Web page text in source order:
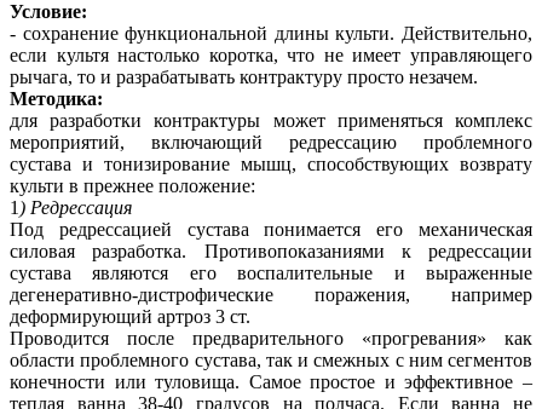
Условие:
- сохранение функциональной длины культи. Действительно,
если культя настолько коротка, что не имеет управляющего
рычага, то и разрабатывать контрактуру просто незачем.
Методика:
для разработки контрактуры может применяться комплекс
мероприятий, включающий редрессацию проблемного
сустава и тонизирование мышц, способствующих возврату
культи в прежнее положение:
1) Редрессация
Под редрессацией сустава понимается его механическая
силовая разработка. Противопоказаниями к редрессации
сустава являются его воспалительные и выраженные
дегенеративно-дистрофические поражения, например
деформирующий артроз 3 ст.
Проводится после предварительного «прогревания» как
области проблемного сустава, так и смежных с ним сегментов
конечности или туловища. Самое простое и эффективное –
теплая ванна 38-40 градусов на полчаса. Если ванна не